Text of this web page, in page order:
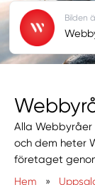
Alla
och dem heter
företaget
Hem
»
Bilden